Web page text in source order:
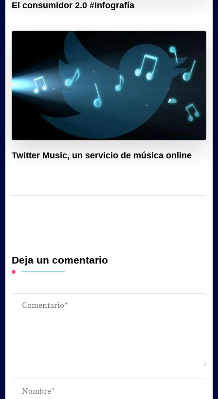
El consumidor 2.0 #Infografía
Twitter Music, un servicio de música online
Deja un comentario